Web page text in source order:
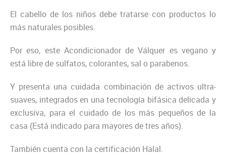
El cabello de los niños debe tratarse con productos lo
más naturales posibles.
Por eso, este Acondicionador de Válquer es vegano y
está libre de sulfatos, colorantes, sal o parabenos.
Y presenta una cuidada combinación de activos ultra-
suaves, integrados en una tecnología bifásica delicada y
exclusiva, para el cuidado de los más pequeños de la
casa (Está indicado para mayores de tres años).
También cuenta con la certificación Halal.